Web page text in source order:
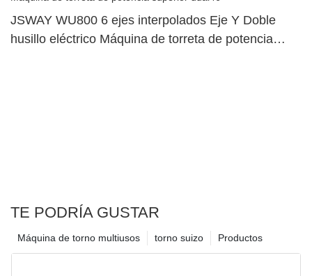
JSWAY WU800 6 ejes interpolados Eje Y Doble
husillo eléctrico Máquina de torreta de potencia
TE PODRÍA GUSTAR
Productos
torno suizo
Máquina de torno multiusos